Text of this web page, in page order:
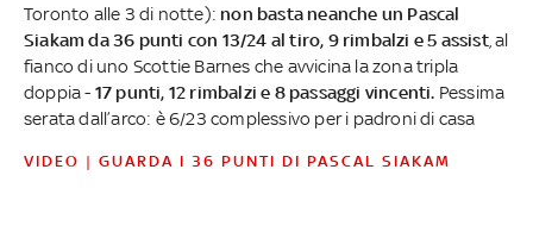
Toronto alle 3 di notte): non basta neanche un Pascal
Siakam da 36 punti con 13/24 al tiro, 9 rimbalzi e 5 assist, al
fianco di uno Scottie Barnes che avvicina la zona tripla
doppia - 17 punti, 12 rimbalzi e 8 passaggi vincenti. Pessima
serata dall’arco: è 6/23 complessivo per i padroni di casa
VIDEO | GUARDA I 36 PUNTI DI PASCAL SIAKAM